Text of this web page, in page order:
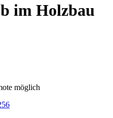
im Holzbau
möglich